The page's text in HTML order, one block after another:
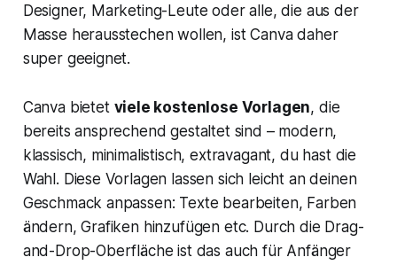
Designer, Marketing-Leute oder alle, die aus der
Masse herausstechen wollen, ist Canva daher
super geeignet.
Canva bietet viele kostenlose Vorlagen, die
bereits ansprechend gestaltet sind – modern,
klassisch, minimalistisch, extravagant, du hast die
Wahl. Diese Vorlagen lassen sich leicht an deinen
Geschmack anpassen: Texte bearbeiten, Farben
ändern, Grafiken hinzufügen etc. Durch die Drag-
and-Drop-Oberfläche ist das auch für Anfänger